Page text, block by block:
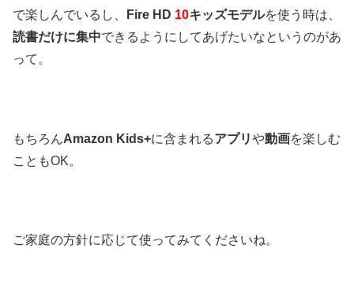
で楽しんでいるし、
Fire HD 10キッズモデルを使う時は、
読書だけに集中できるようにしてあげたいなというのがあ
って。
もちろんAmazon Kids+に含まれるアプリや動画を楽しむ
こともOK。
ご家庭の方針に応じて使ってみてくださいね。